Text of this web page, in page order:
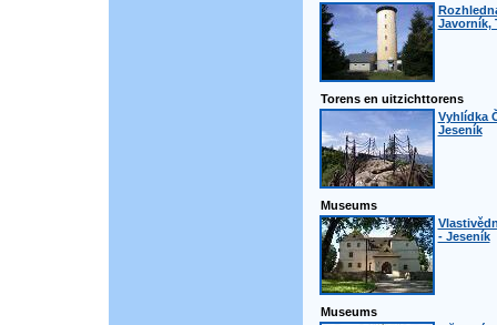
Javorník,
Torens en uitzichttorens
Vyhlídka
Jeseník
Museums
- Jeseník
Museums